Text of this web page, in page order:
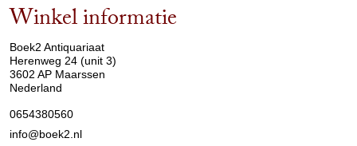
Winkel informatie
Boek2 Antiquariaat
Herenweg 24 (unit 3)
3602 AP Maarssen
Nederland
0654380560
info@boek2.nl